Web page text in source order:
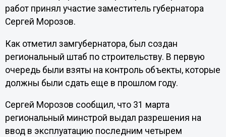
работ принял участие заместитель губернатора
Сергей Морозов.
Как отметил замгубернатора, был создан
региональный штаб по строительству. В первую
очередь были взяты на контроль объекты, которые
должны были сдать еще в прошлом году.
Сергей Морозов сообщил, что 31 марта
региональный минстрой выдал разрешения на
ввод в эксплуатацию последним четырем